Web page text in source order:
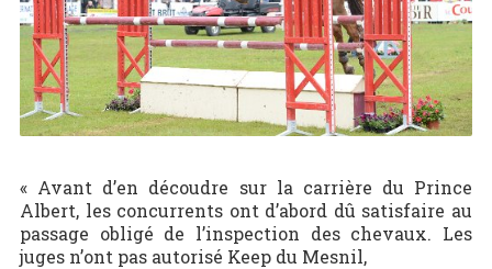
« Avant d’en découdre sur la carrière du Prince
Albert, les concurrents ont d’abord dû satisfaire au
passage obligé de l’inspection des chevaux. Les
juges n’ont pas autorisé Keep du Mesnil,